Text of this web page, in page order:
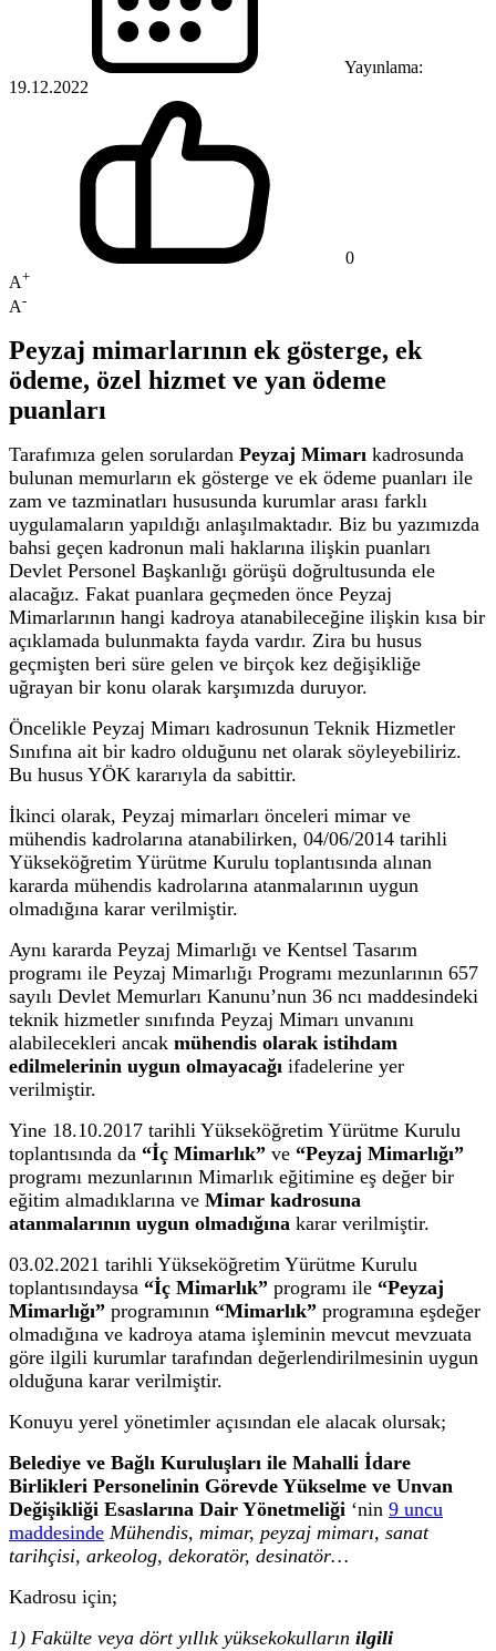
Yayınlama:
19.12.2022
0
A+
A-
Peyzaj mimarlarının ek gösterge, ek
ödeme, özel hizmet ve yan ödeme
puanları
Tarafımıza gelen sorulardan Peyzaj Mimarı kadrosunda
bulunan memurların ek gösterge ve ek ödeme puanları ile
zam ve tazminatları hususunda kurumlar arası farklı
uygulamaların yapıldığı anlaşılmaktadır. Biz bu yazımızda
bahsi geçen kadronun mali haklarına ilişkin puanları
Devlet Personel Başkanlığı görüşü doğrultusunda ele
alacağız. Fakat puanlara geçmeden önce Peyzaj
Mimarlarının hangi kadroya atanabileceğine ilişkin kısa bir
açıklamada bulunmakta fayda vardır. Zira bu husus
geçmişten beri süre gelen ve birçok kez değişikliğe
uğrayan bir konu olarak karşımızda duruyor.
Öncelikle Peyzaj Mimarı kadrosunun Teknik Hizmetler
Sınıfına ait bir kadro olduğunu net olarak söyleyebiliriz.
Bu husus YÖK kararıyla da sabittir.
İkinci olarak, Peyzaj mimarları önceleri mimar ve
mühendis kadrolarına atanabilirken, 04/06/2014 tarihli
Yükseköğretim Yürütme Kurulu toplantısında alınan
kararda mühendis kadrolarına atanmalarının uygun
olmadığına karar verilmiştir.
Aynı kararda Peyzaj Mimarlığı ve Kentsel Tasarım
programı ile Peyzaj Mimarlığı Programı mezunlarının 657
sayılı Devlet Memurları Kanunu’nun 36 ncı maddesindeki
teknik hizmetler sınıfında Peyzaj Mimarı unvanını
alabilecekleri ancak mühendis olarak istihdam
edilmelerinin uygun olmayacağı ifadelerine yer
verilmiştir.
Yine 18.10.2017 tarihli Yükseköğretim Yürütme Kurulu
toplantısında da “İç Mimarlık” ve “Peyzaj Mimarlığı”
programı mezunlarının Mimarlık eğitimine eş değer bir
eğitim almadıklarına ve Mimar kadrosuna
atanmalarının uygun olmadığına karar verilmiştir.
03.02.2021 tarihli Yükseköğretim Yürütme Kurulu
toplantısındaysa “İç Mimarlık” programı ile “Peyzaj
Mimarlığı” programının “Mimarlık” programına eşdeğer
olmadığına ve kadroya atama işleminin mevcut mevzuata
göre ilgili kurumlar tarafından değerlendirilmesinin uygun
olduğuna karar verilmiştir.
Konuyu yerel yönetimler açısından ele alacak olursak;
Belediye ve Bağlı Kuruluşları ile Mahalli İdare
Birlikleri Personelinin Görevde Yükselme ve Unvan
Değişikliği Esaslarına Dair Yönetmeliği ‘nin 9 uncu
maddesinde Mühendis, mimar, peyzaj mimarı, sanat
tarihçisi, arkeolog, dekoratör, desinatör…
Kadrosu için;
1) Fakülte veya dört yıllık yüksekokulların ilgili